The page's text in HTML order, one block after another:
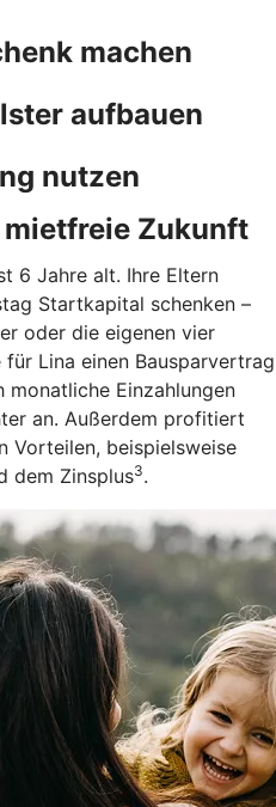
machen
aufbauen
nutzen
mietfreie Zukunft
6 Jahre alt. Ihre Eltern
Startkapital schenken –
oder die eigenen vier
für Lina einen Bausparvertrag
monatliche Einzahlungen
an. Außerdem profitiert
Vorteilen, beispielsweise
dem Zinsplus3.